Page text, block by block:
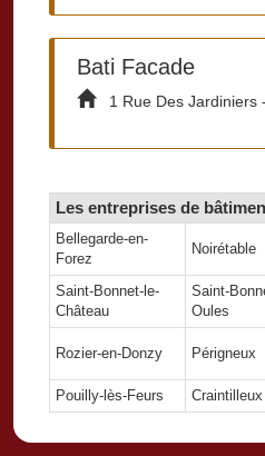
Bati Facade
1 Rue Des Jardiniers
Les entreprises de
Bellegarde-en-
Forez
Noirétable
Saint-Bonnet-le-
Château
Saint-
Oules
Rozier-en-Donzy Périgneux
Pouilly-lès-Feurs Craintilleux